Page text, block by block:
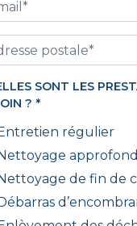
SONT LES
?*
régulier
de fin de